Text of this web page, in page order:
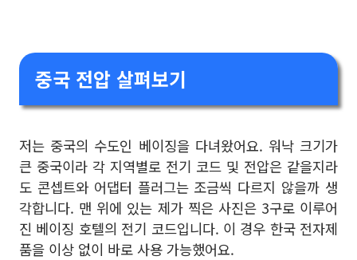
중국 전압 살펴보기
저는 중국의 수도인 베이징을 다녀왔어요. 워낙 크기가
큰 중국이라 각 지역별로 전기 코드 및 전압은 같을지라
도 콘셉트와 어댑터 플러그는 조금씩 다르지 않을까 생
각합니다. 맨 위에 있는 제가 찍은 사진은 3구로 이루어
진 베이징 호텔의 전기 코드입니다. 이 경우 한국 전자제
품을 이상 없이 바로 사용 가능했어요.